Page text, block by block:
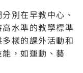
別在早教中心、
水準的教學標準
樣的課外活動和
，如運動、藝